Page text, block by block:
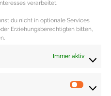
verarbeitet.
du nicht in optionale Services
Erziehungsberechtigten bitten,
Immer aktiv
hier auf STRIKE
Ilnseher